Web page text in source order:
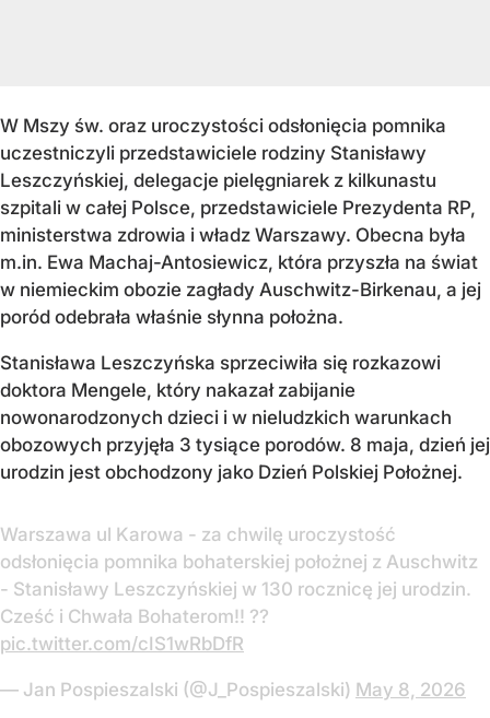
W Mszy św. oraz uroczystości odsłonięcia pomnika
uczestniczyli przedstawiciele rodziny Stanisławy
Leszczyńskiej, delegacje pielęgniarek z kilkunastu
szpitali w całej Polsce, przedstawiciele Prezydenta RP,
ministerstwa zdrowia i władz Warszawy. Obecna była
m.in. Ewa Machaj-Antosiewicz, która przyszła na świat
w niemieckim obozie zagłady Auschwitz-Birkenau, a jej
poród odebrała właśnie słynna położna.
Stanisława Leszczyńska sprzeciwiła się rozkazowi
doktora Mengele, który nakazał zabijanie
nowonarodzonych dzieci i w nieludzkich warunkach
obozowych przyjęła 3 tysiące porodów. 8 maja, dzień jej
urodzin jest obchodzony jako Dzień Polskiej Położnej.
Warszawa ul Karowa - za chwilę uroczystość
odsłonięcia pomnika bohaterskiej położnej z Auschwitz
- Stanisławy Leszczyńskiej w 130 rocznicę jej urodzin.
Cześć i Chwała Bohaterom!! ??
pic.twitter.com/cIS1wRbDfR
— Jan Pospieszalski (@J_Pospieszalski) May 8, 2026